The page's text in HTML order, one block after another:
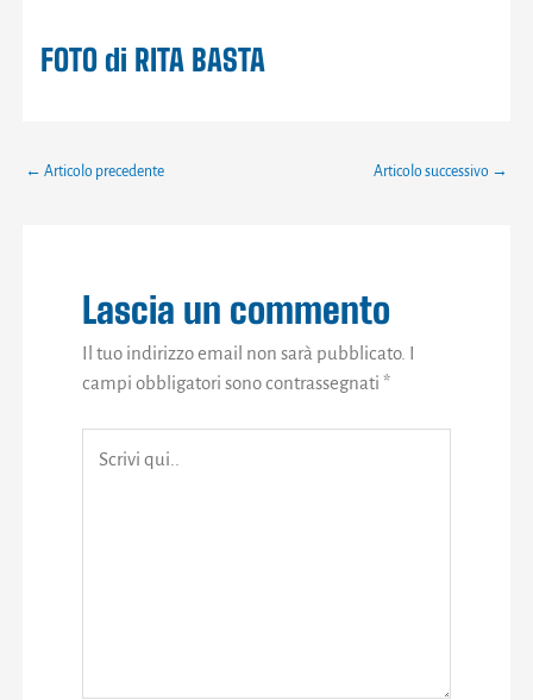
FOTO di RITA BASTA
← Articolo precedente Articolo successivo →
Lascia un commento
Il tuo indirizzo email non sarà pubblicato. I
campi obbligatori sono contrassegnati*
qui..